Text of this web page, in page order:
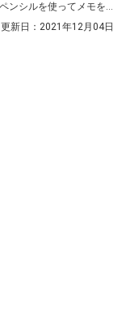
ンシルを使ってメモを
だそうですよ。
更新日： 2021年12月04日